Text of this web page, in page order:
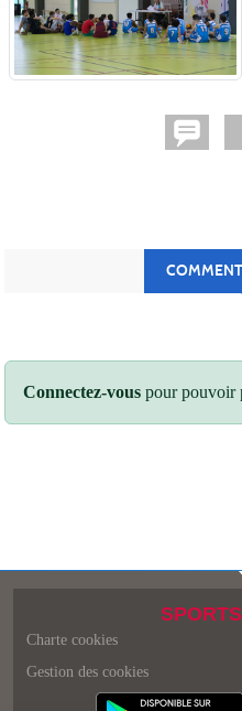
Connectez-vous pour pouvoir
SPORTS
Charte cookies
Gestion des cookies